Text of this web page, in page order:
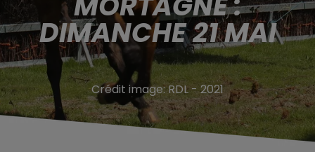
DIMANCHE 21 MAI
Crédit image:RDL - 2021